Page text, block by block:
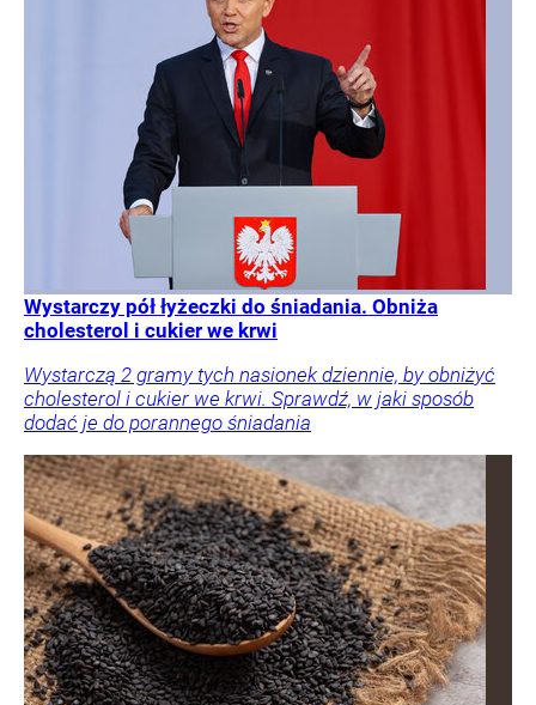
Wystarczy pół łyżeczki do śniadania. Obniża
cholesterol i cukier we krwi
Wystarczą 2 gramy tych nasionek dziennie, by obniżyć
cholesterol i cukier we krwi. Sprawdź, w jaki sposób
dodać je do porannego śniadania